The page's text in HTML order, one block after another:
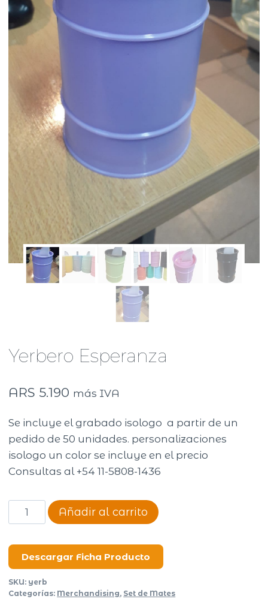
Yerbero Esperanza
ARS 5.190 más IVA
Se incluye el grabado isologo a partir de un
pedido de 50 unidades. personalizaciones
isologo un color se incluye en el precio
Consultas al +54 11-5808-1436
Yerbero
Esperanza
Añadir al carrito
Descargar Ficha Producto
SKU: yerb
Categorías: Merchandising, Set de Mates